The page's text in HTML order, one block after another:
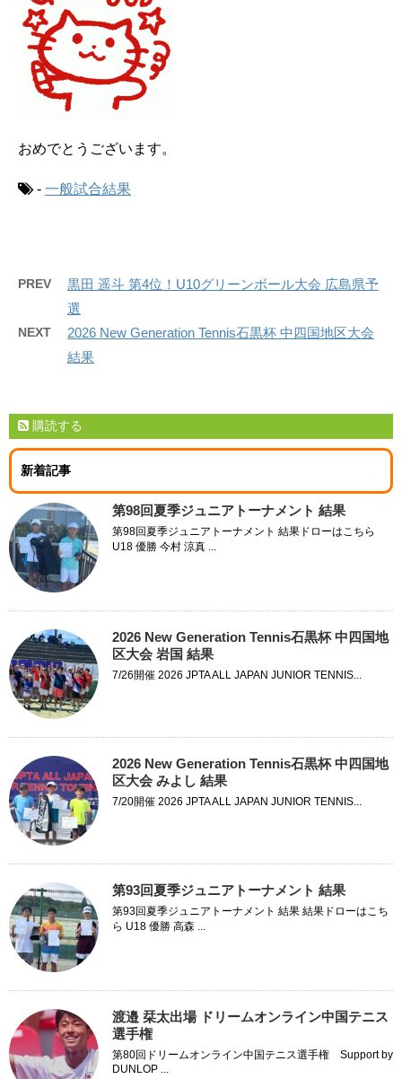
おめでとうございます。
- 一般試合結果
PREV
黒田 遥斗 第4位！U10グリーンボール大会 広島県予
選
NEXT
2026 New Generation Tennis石黒杯 中四国地区大会
結果
購読する
新着記事
第98回夏季ジュニアトーナメント 結果
第98回夏季ジュニアトーナメント 結果ドローはこちら
U18 優勝 今村 涼真 ...
2026 New Generation Tennis石黒杯 中四国地
区大会 岩国 結果
7/26開催 2026 JPTA ALL JAPAN JUNIOR TENNIS...
2026 New Generation Tennis石黒杯 中四国地
区大会 みよし 結果
7/20開催 2026 JPTA ALL JAPAN JUNIOR TENNIS...
第93回夏季ジュニアトーナメント 結果
第93回夏季ジュニアトーナメント 結果 結果ドローはこち
ら U18 優勝 高森 ...
渡邉 栞太出場 ドリームオンライン中国テニス
選手権
第80回ドリームオンライン中国テニス選手権 Support by
DUNLOP ...